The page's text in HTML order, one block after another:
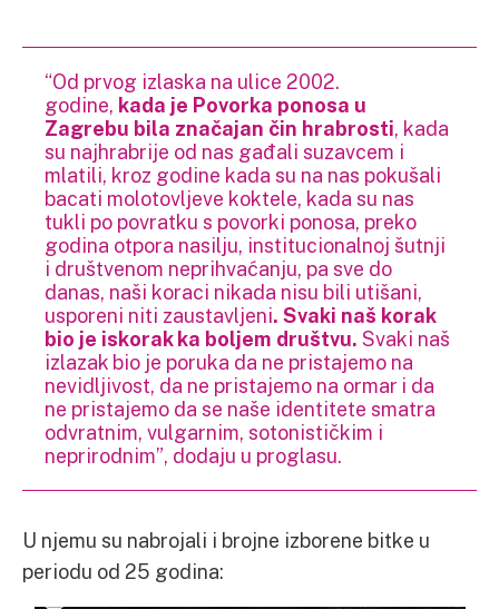
“Od prvog izlaska na ulice 2002.
godine, kada je Povorka ponosa u
Zagrebu bila značajan čin hrabrosti, kada
su najhrabrije od nas gađali suzavcem i
mlatili, kroz godine kada su na nas pokušali
bacati molotovljeve koktele, kada su nas
tukli po povratku s povorki ponosa, preko
godina otpora nasilju, institucionalnoj šutnji
i društvenom neprihvaćanju, pa sve do
danas, naši koraci nikada nisu bili utišani,
usporeni niti zaustavljeni. Svaki naš korak
bio je iskorak ka boljem društvu. Svaki naš
izlazak bio je poruka da ne pristajemo na
nevidljivost, da ne pristajemo na ormar i da
ne pristajemo da se naše identitete smatra
odvratnim, vulgarnim, sotonističkim i
neprirodnim”, dodaju u proglasu.
U njemu su nabrojali i brojne izborene bitke u
periodu od 25 godina: